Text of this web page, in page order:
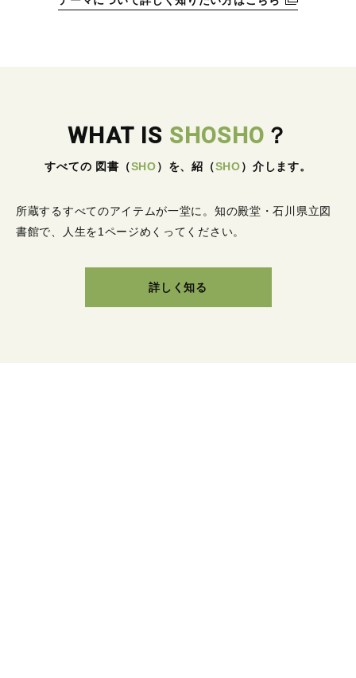
WHAT IS SHOSHO ？
すべての 図書 （SHO） を、紹 （SHO） 介します。
所蔵するすべてのアイテムが一堂に。 知の殿堂・石川県立図
書館で、人生を1ページめくってください。
詳しく知る